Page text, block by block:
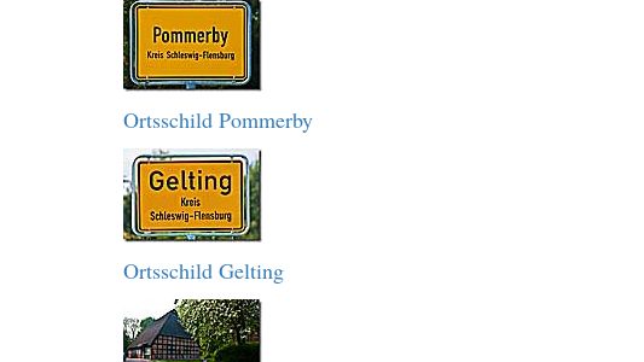
Ortsschild Pommerby
Ortsschild Gelting